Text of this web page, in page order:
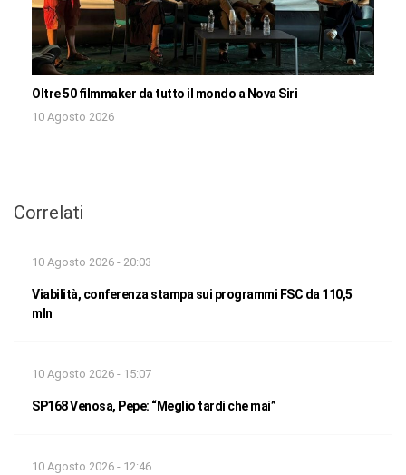
Oltre 50 filmmaker da tutto il mondo a Nova Siri
10 Agosto 2026
Correlati
10 Agosto 2026 - 20:03
Viabilità, conferenza stampa sui programmi FSC da 110,5
mln
10 Agosto 2026 - 15:07
SP168 Venosa, Pepe: “Meglio tardi che mai”
10 Agosto 2026 - 12:46